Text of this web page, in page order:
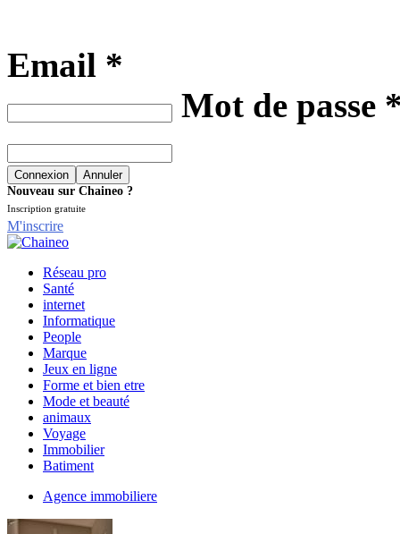
Email *
Mot de passe
Nouveau sur Chaineo ?
Inscription gratuite
M'inscrire
Réseau pro
Santé
internet
Informatique
People
Marque
Jeux en ligne
Forme et bien etre
Mode et beauté
animaux
Voyage
Immobilier
Batiment
Agence immobiliere